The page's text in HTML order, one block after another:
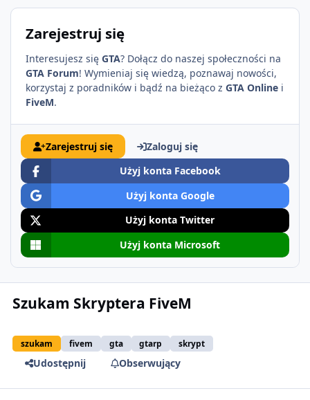
Zarejestruj się
Interesujesz się GTA? Dołącz do naszej społeczności na
GTA Forum! Wymieniaj się wiedzą, poznawaj nowości,
korzystaj z poradników i bądź na bieżąco z GTA Online i
FiveM.
Zarejestruj się
Zaloguj się
Użyj konta Facebook
Użyj konta Google
Użyj konta Twitter
Użyj konta Microsoft
Szukam Skryptera FiveM
szukam fivem gta gtarp skrypt
Udostępnij Obserwujący